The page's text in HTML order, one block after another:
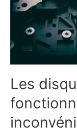
Les